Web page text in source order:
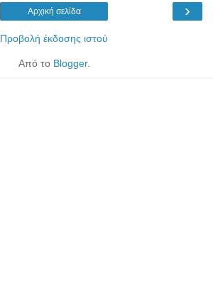
›
Αρχική σελίδα
Προβολή έκδοσης ιστού
Από το Blogger.